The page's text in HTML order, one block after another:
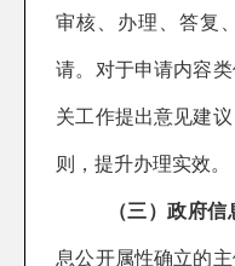
审核、办理、答复
请。对于申请内容
关工作提出意见建
则 ，提升办理实效。
（三）政府信
息公开属性确立的